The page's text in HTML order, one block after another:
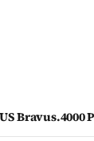
Bravus.4000